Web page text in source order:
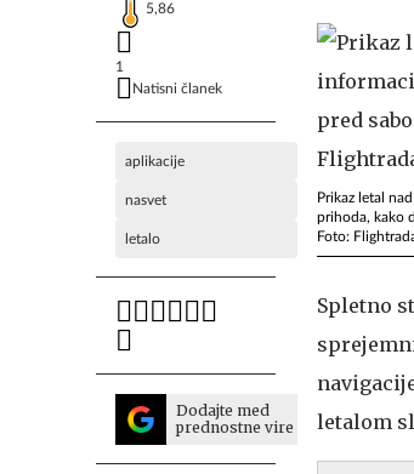
5,86
1
Natisni članek
aplikacije
nasvet
letalo
Dodajte med
prednostne vire
Prikaz letal
prihoda, kako
Foto:
Spletno
letalom